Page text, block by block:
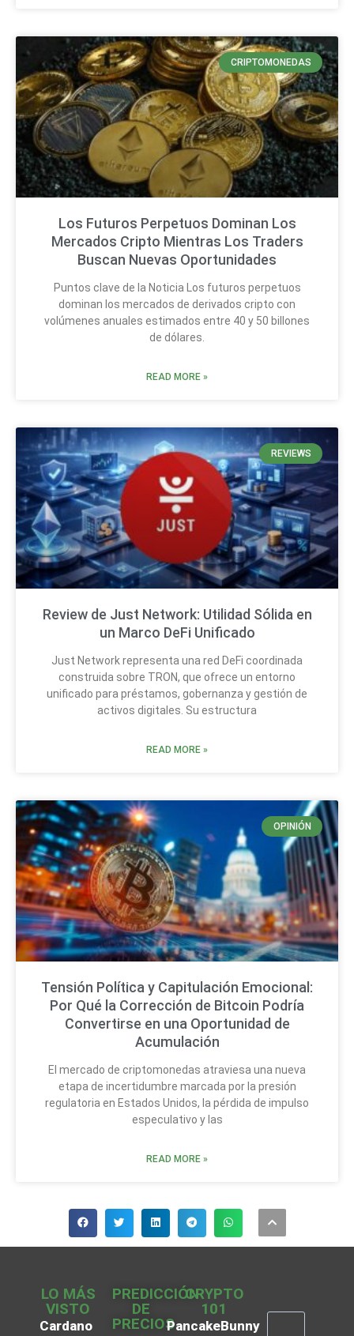
CRIPTOMONEDAS
Los Futuros Perpetuos Dominan Los
Mercados Cripto Mientras Los Traders
Buscan Nuevas Oportunidades
Puntos clave de la Noticia Los futuros perpetuos
dominan los mercados de derivados cripto con
volúmenes anuales estimados entre 40 y 50 billones
de dólares.
READ MORE »
REVIEWS
Review de Just Network: Utilidad Sólida en
un Marco DeFi Unificado
Just Network representa una red DeFi coordinada
construida sobre TRON, que ofrece un entorno
unificado para préstamos, gobernanza y gestión de
activos digitales. Su estructura
READ MORE »
OPINIÓN
Tensión Política y Capitulación Emocional:
Por Qué la Corrección de Bitcoin Podría
Convertirse en una Oportunidad de
Acumulación
El mercado de criptomonedas atraviesa una nueva
etapa de incertidumbre marcada por la presión
regulatoria en Estados Unidos, la pérdida de impulso
especulativo y las
READ MORE »
LO MÁS
VISTO
Cardano
PREDICCIÓN
DE
PRECIOS
CRYPTO
101
PancakeBunny